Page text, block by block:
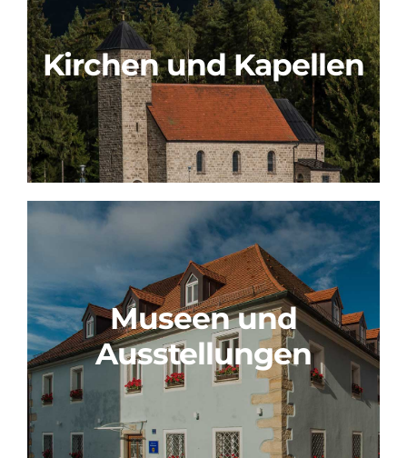
Kirchen und Kapellen
Museen und
Ausstellungen